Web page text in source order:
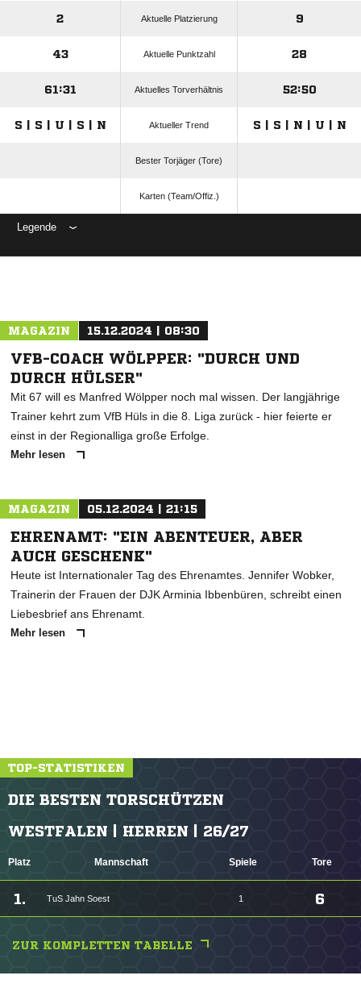
2 Aktuelle Platzierung 9
43 Aktuelle Punktzahl 28
61:31 Aktuelles Torverhältnis 52:50
S | S | U | S | N Aktueller Trend S | S | N | U | N
Bester Torjäger (Tore)
Karten (Team/Offiz.)
Legende
MAGAZIN 15.12.2024 | 08:30
VFB-COACH WÖLPPER: "DURCH UND
DURCH HÜLSER"
Mit 67 will es Manfred Wölpper noch mal wissen. Der langjährige
Trainer kehrt zum VfB Hüls in die 8. Liga zurück - hier feierte er
einst in der Regionalliga große Erfolge.
Mehr lesen
MAGAZIN 05.12.2024 | 21:15
EHRENAMT: "EIN ABENTEUER, ABER
AUCH GESCHENK"
Heute ist Internationaler Tag des Ehrenamtes. Jennifer Wobker,
Trainerin der Frauen der DJK Arminia Ibbenbüren, schreibt einen
Liebesbrief ans Ehrenamt.
Mehr lesen
TOP-STATISTIKEN
DIE BESTEN TORSCHÜTZEN
WESTFALEN | HERREN | 26/27
Platz Mannschaft Spiele Tore
1. TuS Jahn Soest 1 6
ZUR KOMPLETTEN TABELLE